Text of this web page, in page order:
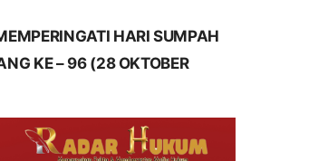
HARI SUMPAH
KE – 96 (28 OKTOBER